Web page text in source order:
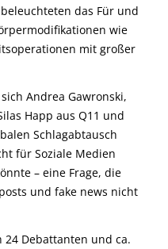
das Für und
wie
mit großer
Andrea Gawronski,
Happ aus Q11 und
Schlagabtausch
für Soziale Medien
– eine Frage, die
und fake news nicht
24 Debattanten und ca.